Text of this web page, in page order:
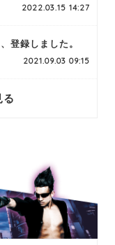
2022.03.15 14:27
登録しました。
2021.09.03 09:15
る